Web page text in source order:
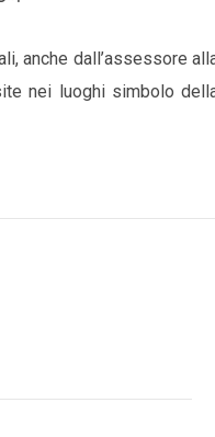
anche dall’assessore
nei luoghi simbolo